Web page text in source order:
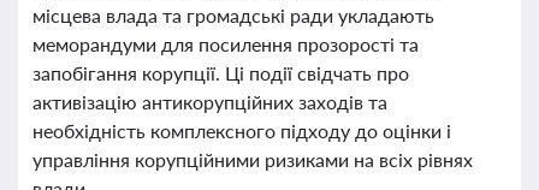
місцева влада та громадські ради укладають
меморандуми для посилення прозорості та
запобігання корупції. Ці події свідчать про
активізацію антикорупційних заходів та
необхідність комплексного підходу до оцінки і
управління корупційними ризиками на всіх рівнях